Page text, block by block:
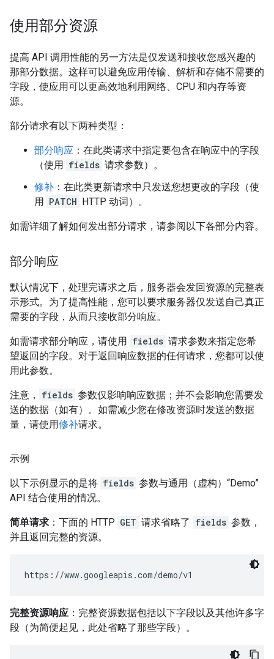
使用部分资源
提高 API 调用性能的另一方法是仅发送和接收您感兴趣的
那部分数据。这样可以避免应用传输、解析和存储不需要的
字段，使应用可以更高效地利用网络、CPU 和内存等资
源。
部分请求有以下两种类型：
部分响应 ：在此类请求中指定要包含在响应中的字段
（使用 fields 请求参数）。
修补 ：在此类更新请求中只发送您想更改的字段（使
用 PATCH HTTP 动词）。
如需详细了解如何发出部分请求，请参阅以下各部分内容。
部分响应
默认情况下，处理完请求之后，服务器会发回资源的完整表
示形式。为了提高性能，您可以要求服务器仅发送自己真正
需要的字段，从而只接收部分响应。
如需请求部分响应，请使用 fields 请求参数来指定您希
望返回的字段。对于返回响应数据的任何请求，您都可以使
用此参数。
注意， fields 参数仅影响响应数据；并不会影响您需要发
送的数据（如有）。如需减少您在修改资源时发送的数据
量，请使用修补请求。
示例
以下示例显示的是将 fields 参数与通用（虚构）“Demo”
API 结合使用的情况。
简单请求 ：下面的 HTTP GET 请求省略了 fields 参数，
并且返回完整的资源。
完整资源响应 ：完整资源数据包括以下字段以及其他许多字
段（为简便起见，此处省略了那些字段）。